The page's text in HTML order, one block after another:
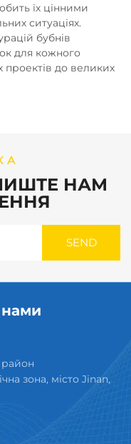
їх цінними
ситуаціях.
бубнів
для кожного
проектів до великих
НАМ
нами
район
зона, місто Jinan,